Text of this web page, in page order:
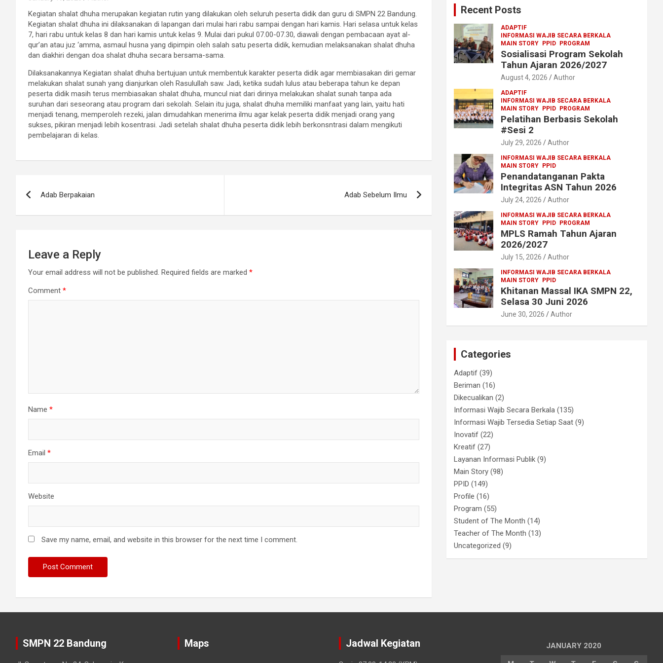
Kegiatan shalat dhuha merupakan kegiatan rutin yang dilakukan oleh seluruh peserta didik dan guru di SMPN 22 Bandung.
Kegiatan shalat dhuha ini dilaksanakan di lapangan dari mulai hari rabu sampai dengan hari kamis. Hari selasa untuk kelas
7, hari rabu untuk kelas 8 dan hari kamis untuk kelas 9. Mulai dari pukul 07.00-07.30, diawali dengan pembacaan ayat al-
qur’an atau juz ‘amma, asmaul husna yang dipimpin oleh salah satu peserta didik, kemudian melaksanakan shalat dhuha
dan diakhiri dengan doa shalat dhuha secara bersama-sama.
Dilaksanakannya Kegiatan shalat dhuha bertujuan untuk membentuk karakter peserta didik agar membiasakan diri gemar
melakukan shalat sunah yang dianjurkan oleh Rasulullah saw. Jadi, ketika sudah lulus atau beberapa tahun ke depan
peserta didik masih terus membiasakan shalat dhuha, muncul niat dari dirinya melakukan shalat sunah tanpa ada
suruhan dari seseorang atau program dari sekolah. Selain itu juga, shalat dhuha memiliki manfaat yang lain, yaitu hati
menjadi tenang, memperoleh rezeki, jalan dimudahkan menerima ilmu agar kelak peserta didik menjadi orang yang
sukses, pikiran menjadi lebih kosentrasi. Jadi setelah shalat dhuha peserta didik lebih berkonsntrasi dalam mengikuti
pembelajaran di kelas.
navigation
Adab Berpakaian Adab Sebelum Ilmu
Leave a Reply
Your email address will not be published. Required fields are marked *
Comment *
Name *
Email *
Website
Save my name, email, and website in this browser for the next time I comment.
Recent Posts
ADAPTIF
INFORMASI WAJIB SECARA BERKALA
MAIN STORY
PPID PROGRAM
Sosialisasi Program Sekolah
Tahun Ajaran 2026/2027
August 4, 2026 Author
ADAPTIF
INFORMASI WAJIB SECARA BERKALA
MAIN STORY
PPID PROGRAM
Pelatihan Berbasis Sekolah
#Sesi 2
July 29, 2026 Author
INFORMASI WAJIB SECARA BERKALA
MAIN STORY
PPID
Penandatanganan Pakta
Integritas ASN Tahun 2026
July 24, 2026 Author
INFORMASI WAJIB SECARA BERKALA
MAIN STORY
PPID PROGRAM
MPLS Ramah Tahun Ajaran
2026/2027
July 15, 2026 Author
INFORMASI WAJIB SECARA BERKALA
MAIN STORY
PPID
Khitanan Massal IKA SMPN 22,
Selasa 30 Juni 2026
June 30, 2026 Author
Categories
Adaptif (39)
Beriman (16)
Dikecualikan (2)
Informasi Wajib Secara Berkala (135)
Informasi Wajib Tersedia Setiap Saat (9)
Inovatif (22)
Kreatif (27)
Layanan Informasi Publik (9)
Main Story (98)
PPID (149)
Profile (16)
Program (55)
Student of The Month (14)
Teacher of The Month (13)
Uncategorized (9)
SMPN 22 Bandung Maps Jadwal Kegiatan JANUARY 2020